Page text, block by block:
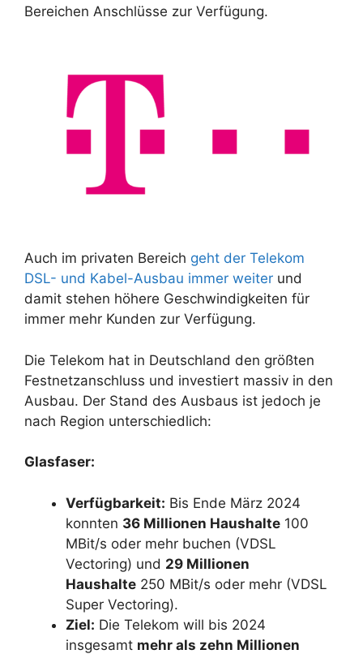
Bereichen Anschlüsse zur Verfügung.
Auch im privaten Bereich geht der Telekom
DSL- und Kabel-Ausbau immer weiter und
damit stehen höhere Geschwindigkeiten für
immer mehr Kunden zur Verfügung.
Die Telekom hat in Deutschland den größten
Festnetzanschluss und investiert massiv in den
Ausbau. Der Stand des Ausbaus ist jedoch je
nach Region unterschiedlich:
Glasfaser:
Verfügbarkeit: Bis Ende März 2024
konnten 36 Millionen Haushalte 100
MBit/s oder mehr buchen (VDSL
Vectoring) und 29 Millionen
Haushalte 250 MBit/s oder mehr (VDSL
Super Vectoring).
Ziel: Die Telekom will bis 2024
insgesamt mehr als zehn Millionen